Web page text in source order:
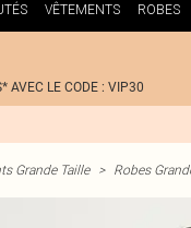
VÊTEMENTS ROBES
AVEC LE CODE : VIP30
Grande Taille > Robes